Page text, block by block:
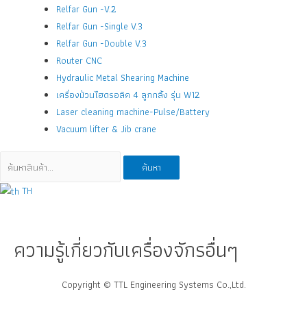
Relfar Gun -V.2
Relfar Gun -Single V.3
Relfar Gun -Double V.3
Router CNC
Hydraulic Metal Shearing Machine
เครื่องม้วนไฮดรอลิค 4 ลูกกลิ้ง รุ่น W12
Laser cleaning machine-Pulse/Battery
Vacuum lifter & Jib crane
ค้นหา:
ค้นหา
TH
ความรู้เกี่ยวกับเครื่องจักรอื่นๆ
Copyright © TTL Engineering Systems Co.,Ltd.